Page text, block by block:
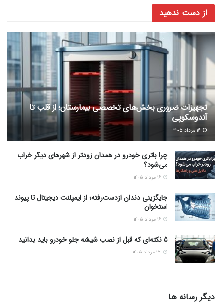
از دست ندهید
تجهیزات ضروری بخش‌های تخصصی بیمارستان؛ از قلب تا
آندوسکوپی
چرا باتری خودرو در همدان زودتر از شهرهای دیگر خراب
می‌شود؟
جایگزینی دندان ازدست‌رفته؛ از ایمپلنت دیجیتال تا پیوند
استخوان
5 نکته‌ای که قبل از نصب شیشه جلو خودرو باید بدانید
دیگر رسانه ها